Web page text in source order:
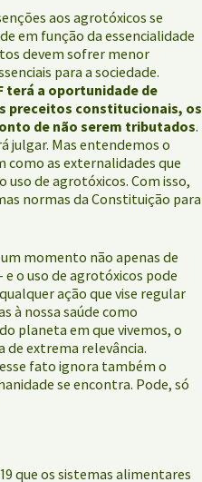
aos agrotóxicos se
em função da essencialidade
devem sofrer menor
para a sociedade.
terá a oportunidade de
preceitos constitucionais, os
de não serem tributados.
julgar. Mas entendemos o
como as externalidades que
uso de agrotóxicos. Com isso,
normas da Constituição para
momento não apenas de
o uso de agrotóxicos pode
ação que vise regular
à nossa saúde como
planeta em que vivemos, o
de extrema relevância.
fato ignora também o
se encontra. Pode, só
que os sistemas alimentares